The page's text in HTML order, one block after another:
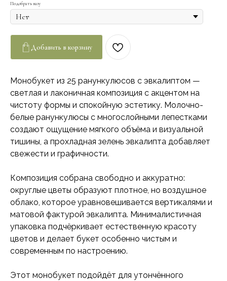
Подобрать вазу
Добавить в корзину
Монобукет из 25 ранункулюсов с эвкалиптом —
светлая и лаконичная композиция с акцентом на
чистоту формы и спокойную эстетику. Молочно-
белые ранункулюсы с многослойными лепестками
создают ощущение мягкого объёма и визуальной
тишины, а прохладная зелень эвкалипта добавляет
свежести и графичности.
Композиция собрана свободно и аккуратно:
округлые цветы образуют плотное, но воздушное
облако, которое уравновешивается вертикалями и
матовой фактурой эвкалипта. Минималистичная
упаковка подчёркивает естественную красоту
цветов и делает букет особенно чистым и
современным по настроению.
Этот монобукет подойдёт для утончённого